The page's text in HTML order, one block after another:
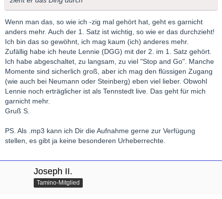
Wenn man das, so wie ich -zig mal gehört hat, geht es garnicht
anders mehr. Auch der 1. Satz ist wichtig, so wie er das durchzieht!
Ich bin das so gewöhnt, ich mag kaum (ich) anderes mehr.
Zufällig habe ich heute Lennie (DGG) mit der 2. im 1. Satz gehört.
Ich habe abgeschaltet, zu langsam, zu viel "Stop and Go". Manche
Momente sind sicherlich groß, aber ich mag den flüssigen Zugang
(wie auch bei Neumann oder Steinberg) eben viel lieber. Obwohl
Lennie noch erträglicher ist als Tennstedt live. Das geht für mich
garnicht mehr.
Gruß S.
PS. Als .mp3 kann ich Dir die Aufnahme gerne zur Verfügung
stellen, es gibt ja keine besonderen Urheberrechte.
Joseph II.
Tamino-Mitglied